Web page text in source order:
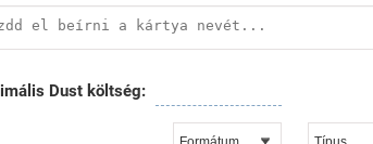
Dust költség: